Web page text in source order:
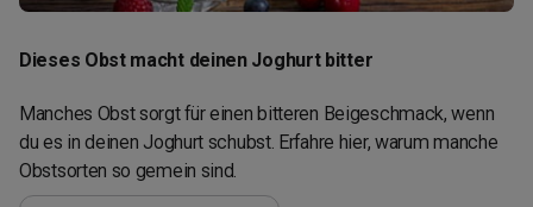
Dieses Obst macht deinen Joghurt bitter
Manches Obst sorgt für einen bitteren Beigeschmack, wenn
du es in deinen Joghurt schubst. Erfahre hier, warum manche
Obstsorten so gemein sind.